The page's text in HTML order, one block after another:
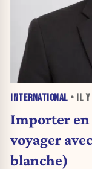
INTERNATIONAL • IL Y
Importer en
voyager
blanche)